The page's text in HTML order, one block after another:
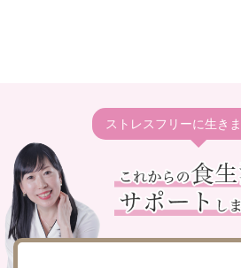
ストレスフリーに生き